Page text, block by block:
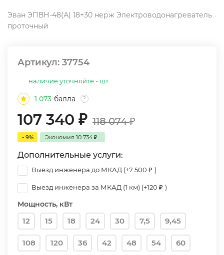
Эван ЭПВН-48(А) 18+30 нерж Электроводонагреватель
проточный
Артикул: 37754
наличие уточняйте - шт
1 073 балла ?
107 340 ₽ 118 074₽
- 9% Экономия 10 734 ₽
Дополнительные услуги:
Выезд инженера до МКАД (+7 500 ₽ )
Выезд инженера за МКАД (1 км) (+120 ₽ )
Мощность, кВт
12 15 18 24 30 7,5 9,45
108 120 36 42 48 54 60